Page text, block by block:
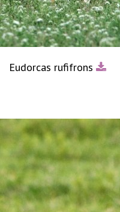
Eudorcas rufifrons